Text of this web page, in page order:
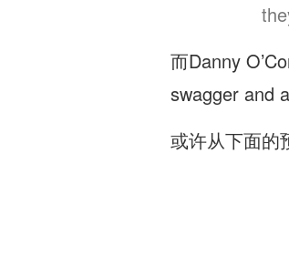
而Danny
swagger and
或许从下面的